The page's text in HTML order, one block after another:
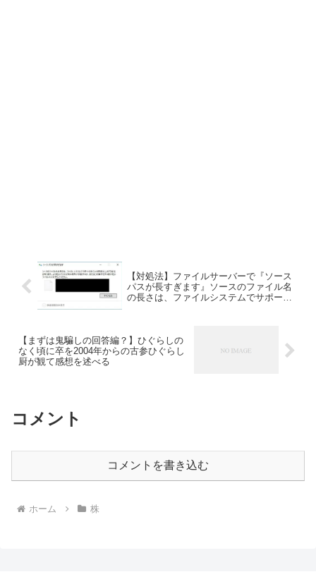
【対処法】ファイルサーバーで『ソース
パスが長すぎます』ソースのファイル名
の長さは、ファイルシステムでサポート
【まずは鬼騙しの回答編？】ひぐらしの
なく頃に卒を2004年からの古参ひぐらし
厨が観て感想を述べる
コメント
コメントを書き込む
ホーム 株